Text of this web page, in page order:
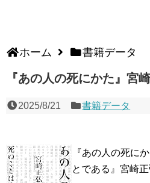
ホーム 書籍データ
『あの人の死にかた』宮
2025/8/21 書籍データ
『あの人の死に
とである』宮崎